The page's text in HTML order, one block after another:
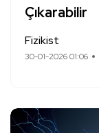
Çıkarabilir
Fizikist
30-01-2026 01:06